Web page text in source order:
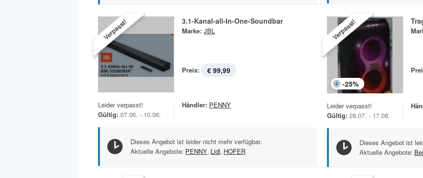
Verpasst! 3.1-Kanal-all-In-One-Soundbar
Marke: JBL
Preis: € 99,99
Leider verpasst!
Gültig: 07.06. - 10.06.
Händler: PENNY
Dieses Angebot ist leider nicht mehr verfügbar.
Aktuelle Angebote: PENNY, Lidl, HOFER
Verpasst!
-25%
Leider verpasst!
Gültig: 28.07. - 17.08.
Dieses Angebot ist
Aktuelle Angebote: